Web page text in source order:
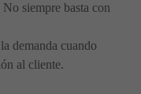
siempre basta con
demanda cuando
al cliente.